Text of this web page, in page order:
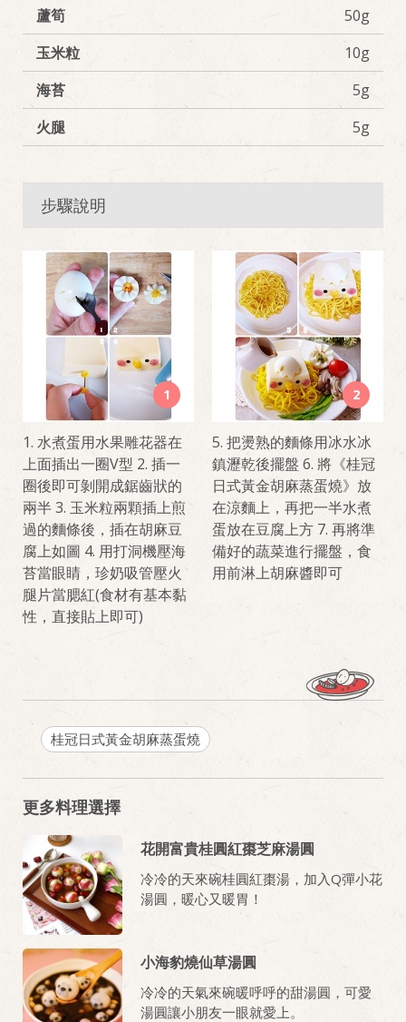
蘆筍
50g
玉米粒
10g
海苔
5g
火腿
5g
步驟說明
1
1. 水煮蛋用水果雕花器在
上面插出一圈V型 2. 插一
圈後即可剝開成鋸齒狀的
兩半 3. 玉米粒兩顆插上煎
過的麵條後，插在胡麻豆
腐上如圖 4. 用打洞機壓海
苔當眼睛，珍奶吸管壓火
腿片當腮紅(食材有基本黏
性，直接貼上即可)
2
5. 把燙熟的麵條用冰水冰
鎮瀝乾後擺盤 6. 將《桂冠
日式黃金胡麻蒸蛋燒》放
在涼麵上，再把一半水煮
蛋放在豆腐上方 7. 再將準
備好的蔬菜進行擺盤，食
用前淋上胡麻醬即可
桂冠日式黃金胡麻蒸蛋燒
更多料理選擇
花開富貴桂圓紅棗芝麻湯圓
冷冷的天來碗桂圓紅棗湯，加入Q彈小花
湯圓，暖心又暖胃！
小海豹燒仙草湯圓
冷冷的天氣來碗暖呼呼的甜湯圓，可愛
湯圓讓小朋友一眼就愛上。